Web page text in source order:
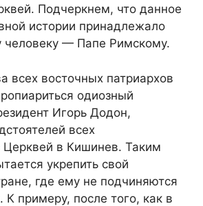
Подчеркнем, что данное
истории принадлежало
человеку — Папе Римскому.
всех восточных патриархов
одиозный
Игорь Додон,
всех
Церквей в Кишинев. Таким
укрепить свой
где ему не подчиняются
примеру, после того, как в